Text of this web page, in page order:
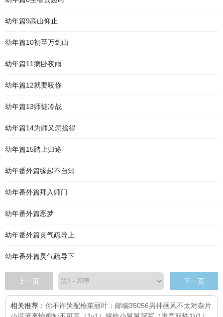
幼年篇9高山仰止
幼年篇10初至万剑山
幼年篇11病卧夜雨
幼年篇12就要咬你
幼年篇13师徒冷战
幼年篇14为师又怎捨得
幼年篇15踏上归途
幼年番外篇缘起不自知
幼年番外篇拜入师门
幼年番外篇恶梦
幼年番外篇灵气疏导上
幼年番外篇灵气疏导下
上一页 下一页
相关推荐： 你不许哭配枪茱丽叶：邮编35056男神画风不太对杂片